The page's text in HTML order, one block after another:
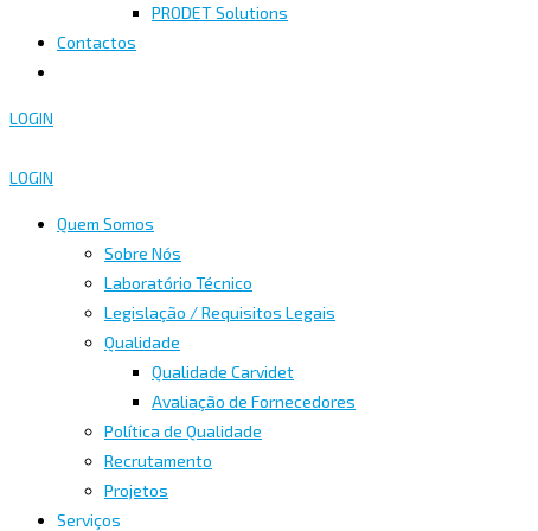
PRODET Solutions
Contactos
LOGIN
LOGIN
Quem Somos
Sobre Nós
Laboratório Técnico
Legislação / Requisitos Legais
Qualidade
Qualidade Carvidet
Avaliação de Fornecedores
Política de Qualidade
Recrutamento
Projetos
Serviços